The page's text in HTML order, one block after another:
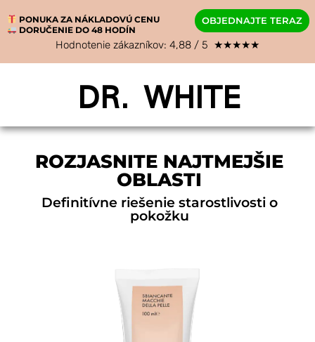
PONUKA ZA NÁKLADOVÚ CENU
DORUČENIE DO 48 HODÍN
OBJEDNAJTE TERAZ
Hodnotenie zákazníkov: 4,88 / 5 ★★★★★
DR. WHITE
ROZJASNITE NAJTMEJŠIE
OBLASTI
Definitívne riešenie starostlivosti o
pokožku